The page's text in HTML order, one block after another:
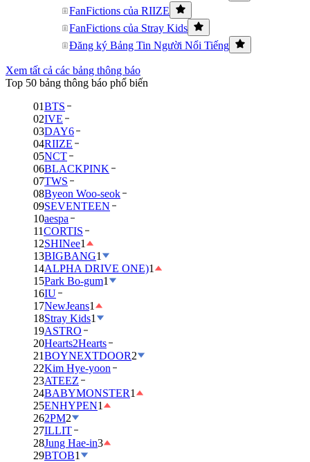
FanFictions của RIIZE
FanFictions của Stray Kids
Đăng ký Bảng Tin Người Nổi Tiếng
Xem tất cả các bảng thông báo
Top 50 bảng thông báo phổ biến
01BTS
02IVE
03DAY6
04RIIZE
05NCT
06BLACKPINK
07TWS
08Byeon Woo-seok
09SEVENTEEN
10aespa
11CORTIS
12SHINee1
13BIGBANG1
14ALPHA DRIVE ONE)1
15Park Bo-gum1
16IU
17NewJeans1
18Stray Kids1
19ASTRO
20Hearts2Hearts
21BOYNEXTDOOR2
22Kim Hye-yoon
23ATEEZ
24BABYMONSTER1
25ENHYPEN1
262PM2
27ILLIT
28Jung Hae-in3
29BTOB1